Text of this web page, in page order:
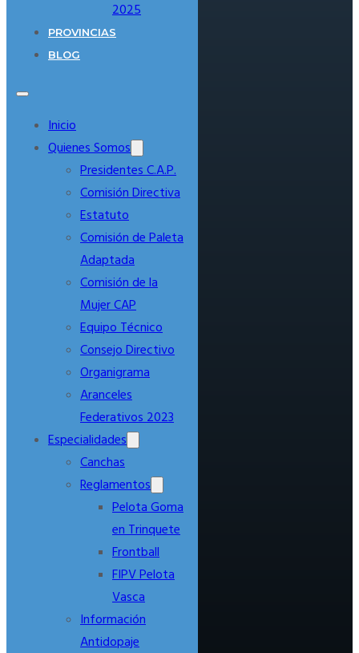
2025
PROVINCIAS
BLOG
Inicio
Quienes Somos
Presidentes C.A.P.
Comisión Directiva
Estatuto
Comisión de Paleta
Adaptada
Comisión de la
Mujer CAP
Equipo Técnico
Consejo Directivo
Organigrama
Aranceles
Federativos 2023
Especialidades
Canchas
Reglamentos
Pelota Goma
en Trinquete
Frontball
FIPV Pelota
Vasca
Información
Antidopaje